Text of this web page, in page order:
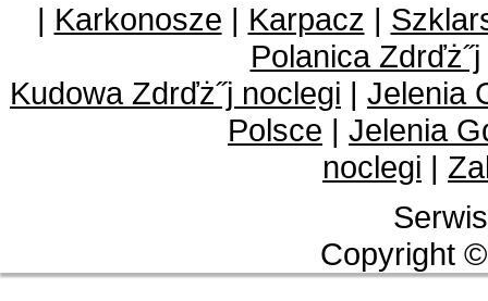
| Karkonosze | Karpacz |
Polanica Zdrďż˝j
Kudowa Zdrďż˝j noclegi | Jelenia
Polsce | Jelenia
noclegi |
Copyright